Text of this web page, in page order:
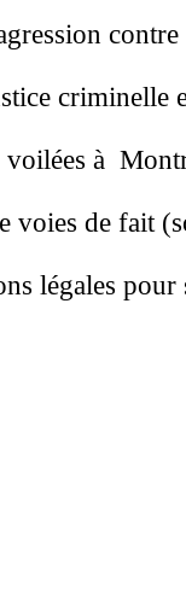
criminelle
voilées à
voies de fait
légales pour